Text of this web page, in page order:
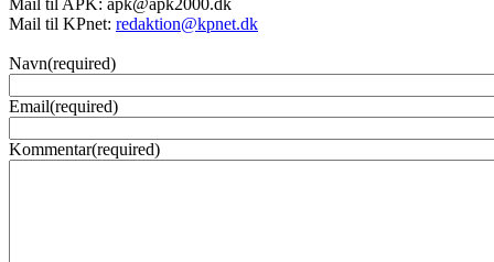
Mail til KPnet: redaktion@kpnet.dk
Navn(required)
Email(required)
Kommentar(required)